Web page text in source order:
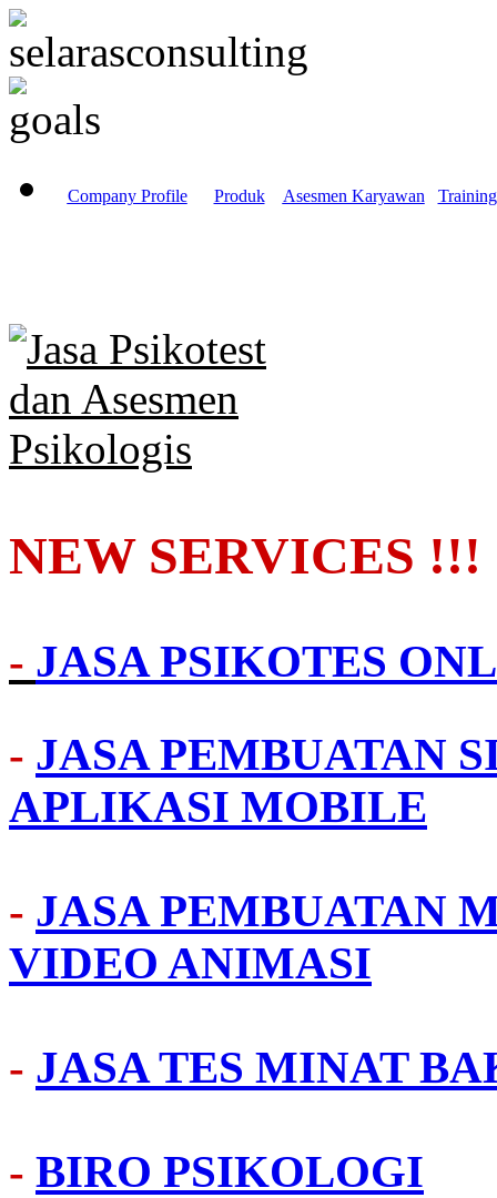
Company Profile Produk Asesmen Karyawan
NEW SERVICES !!!
- JASA PSIKOTES
- JASA PEMBUATAN
APLIKASI MOBILE
- JASA PEMBUATAN
VIDEO ANIMASI
- JASA TES MINAT
- BIRO PSIKOLOGI